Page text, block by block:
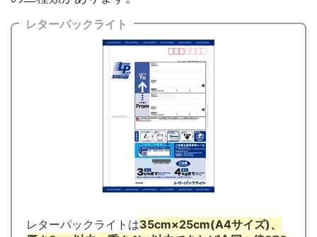
レターパックライト
レターパックライトは35cm×25cm(A4サイズ)、